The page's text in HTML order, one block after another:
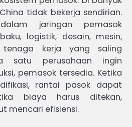
tidak bekerja sendirian.
jaringan pemasok
logistik, desain, mesin,
kerja yang saling
satu perusahaan ingin
pemasok tersedia. Ketika
rantai pasok dapat
biaya harus ditekan,
mencari efisiensi.